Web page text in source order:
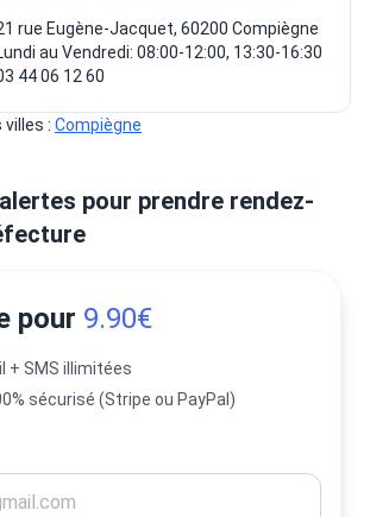
rue Eugène-Jacquet, 60200 Compiègne
au Vendredi: 08:00-12:00, 13:30-16:30
44 06 12 60
villes : Compiègne
pour prendre rendez-
pour 9.90€
+ SMS illimitées
sécurisé (Stripe ou PayPal)